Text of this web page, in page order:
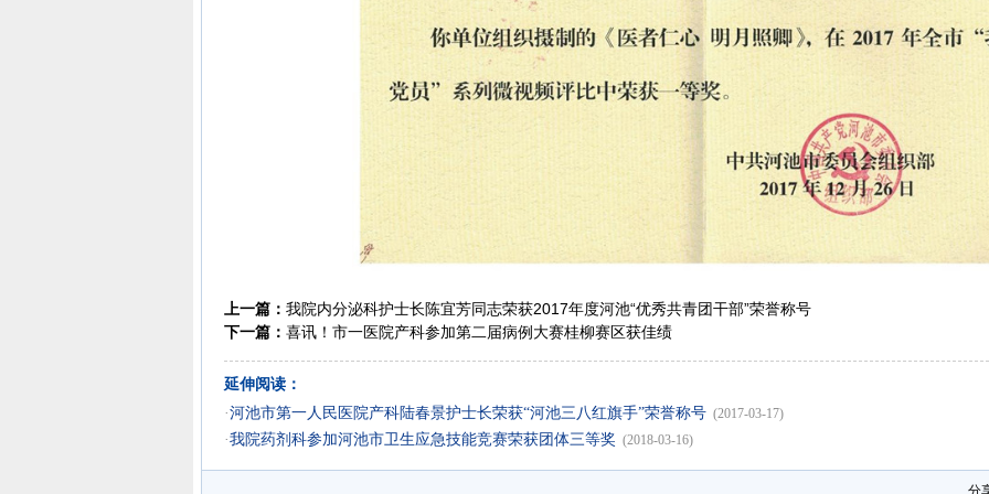
上一篇： 我院内分泌科护士长陈宜芳同志荣获2017年度河池“优秀共青团干部”荣誉称号
下一篇： 喜讯！市一医院产科参加第二届病例大赛桂柳赛区获佳绩
延伸阅读：
·河池市第一人民医院产科陆春景护士长荣获“河池三八红旗手”荣誉称号 (2017-03-17)
·我院药剂科参加河池市卫生应急技能竞赛荣获团体三等奖 (2018-03-16)
分